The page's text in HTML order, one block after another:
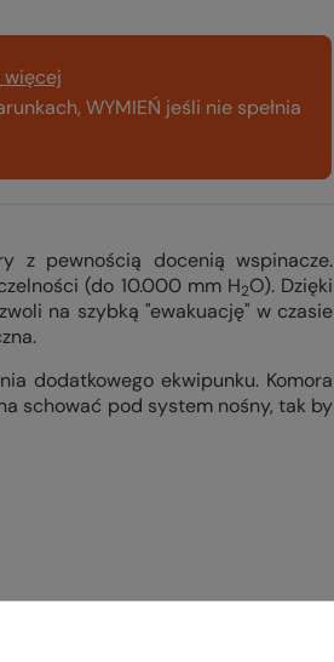
WYMIEŃ jeśli nie spełnia
z pewnością docenią wspinacze.
(do 10.000 mm H2O). Dzięki
na szybką "ewakuację" w czasie
dodatkowego ekwipunku. Komora
schować pod system nośny, tak by